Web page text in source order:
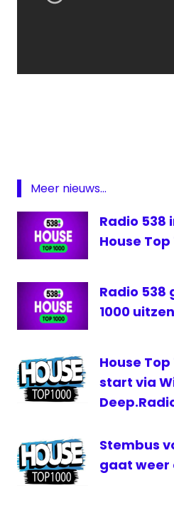
Top
WildFM
Meer nieuws...
Radio 538
House Top
Radio 538
1000
House
start via
Stembus
gaat weer